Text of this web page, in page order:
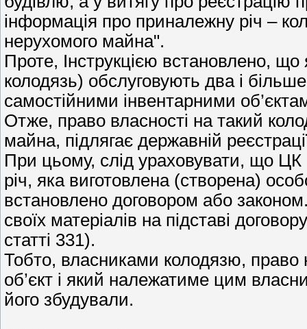
інформація про приналежну річ –
нерухомого майна".
Проте, Інструкцією встановлено, що
колодязь) обслуговують два і
самостійними інвентарними
Отже, право власності на такий
майна, підлягає державній
При цьому, слід ураховувати, що ЦК
річ, яка виготовлена (створена)
встановлено договором або
своїх матеріалів на підставі
статті 331).
Тобто, власниками колодязю, право
об’єкт і який належатиме цим
його збудували.